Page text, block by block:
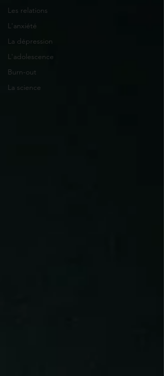
Les relations
L'anxiété
La dépression
L'adolescence
Burn-out
La science